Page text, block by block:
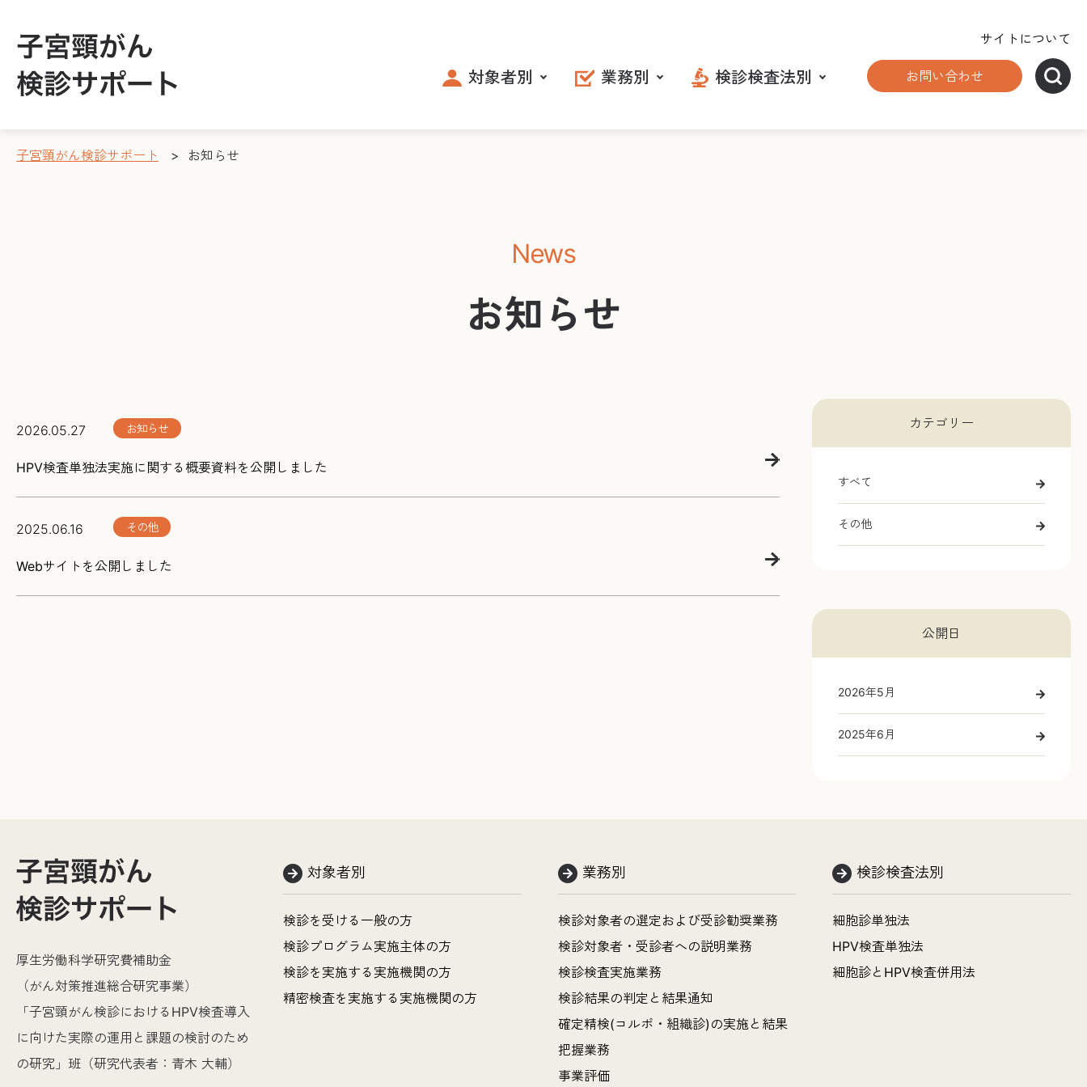
対象者別 業務別 検診検査法別
サイトについて
お問い合わせ
子宮頸がん検診サポート > お知らせ
News
お知らせ
2026.05.27 お知らせ
HPV検査単独法実施に関する概要資料を公開しました
2025.06.16 その他
Webサイトを公開しました
カテゴリー
すべて
その他
公開日
2026年5月
2025年6月
厚生労働科学研究費補助金
（がん対策推進総合研究事業）
「子宮頸がん検診におけるHPV検査導入
に向けた実際の運用と課題の検討のため
の研究」班（研究代表者：青木 大輔）
対象者別
検診を受ける一般の方
検診プログラム実施主体の方
検診を実施する実施機関の方
精密検査を実施する実施機関の方
業務別
検診対象者の選定および受診勧奨業務
検診対象者・受診者への説明業務
検診検査実施業務
検診結果の判定と結果通知
確定精検(コルポ・組織診)の実施と結果
把握業務
事業評価
検診検査法別
細胞診単独法
HPV検査単独法
細胞診とHPV検査併用法